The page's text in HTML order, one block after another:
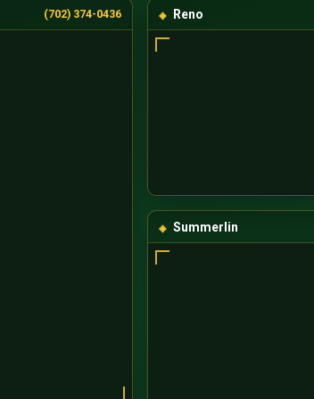
(702) 374-0436 Reno
Summerlin